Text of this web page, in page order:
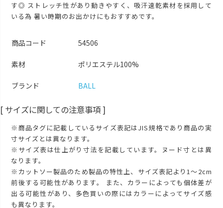
す◎ ストレッチ性があり動きやすく、吸汗速乾素材を採用して
いる為 暑い時期のお出かけにもおすすめです。
商品コード 54506
素材 ポリエステル100%
ブランド BALL
[ サイズに関しての注意事項 ]
※商品タグに記載しているサイズ表記はJIS規格であり商品の実
寸サイズとは異なります。
※サイズ表は仕上がり寸法を記載しています。ヌード寸とは異
なります。
※カットソー製品のため製品の特性上、サイズ表記より1～2cm
前後する可能性があります。 また、カラーによっても個体差が
出る可能性があり、多色買いの際にはカラーによってサイズ感
も異なります。